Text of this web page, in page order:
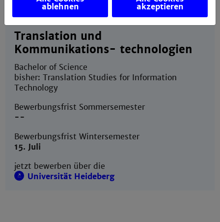
Translation und
Kommunikations- technologien
Bachelor of Science
bisher: Translation Studies for Information
Technology
Bewerbungsfrist Sommersemester
--
Bewerbungsfrist Wintersemester
15. Juli
jetzt bewerben über die
Universität Heideberg
ablehnen akzeptieren